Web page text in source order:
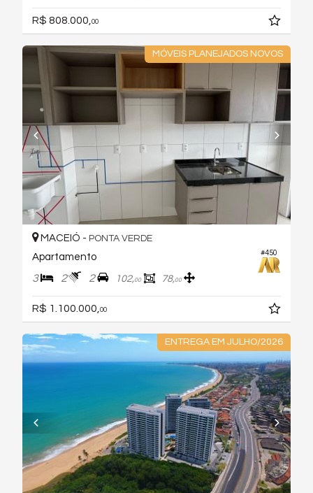
R$ 808.000,00
MÓVEIS PLANEJADOS NOVOS
#450
MACEIÓ - PONTA VERDE
Apartamento
3 2 2 102,00 78,00
R$ 1.100.000, 00
ENTREGA EM JULHO/2026